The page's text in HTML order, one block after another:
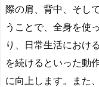
際の肩、背中、そし
うことで、全身を使
り、日常生活におけ
を続けるといった動
に向上します。また